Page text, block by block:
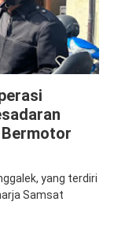
yang terdiri
Samsat